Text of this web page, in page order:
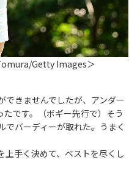
Getty Images＞
きませんでしたが、アンダー
です。（ボギー先行で）そう
でバーディーが取れた。うまく
手く決めて、ベストを尽くし